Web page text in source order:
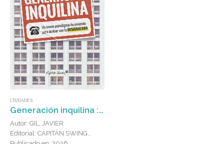
CIUDADES
Generación inquilina : Un nuevo paradigma de vivienda para acabar con la desigualda
Autor: GIL, JAVIER
Editorial: CAPITÁN SWING